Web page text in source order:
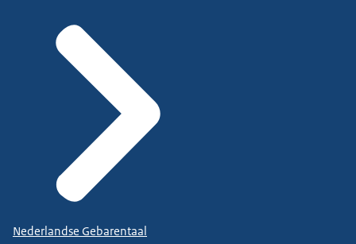
Nederlandse Gebarentaal